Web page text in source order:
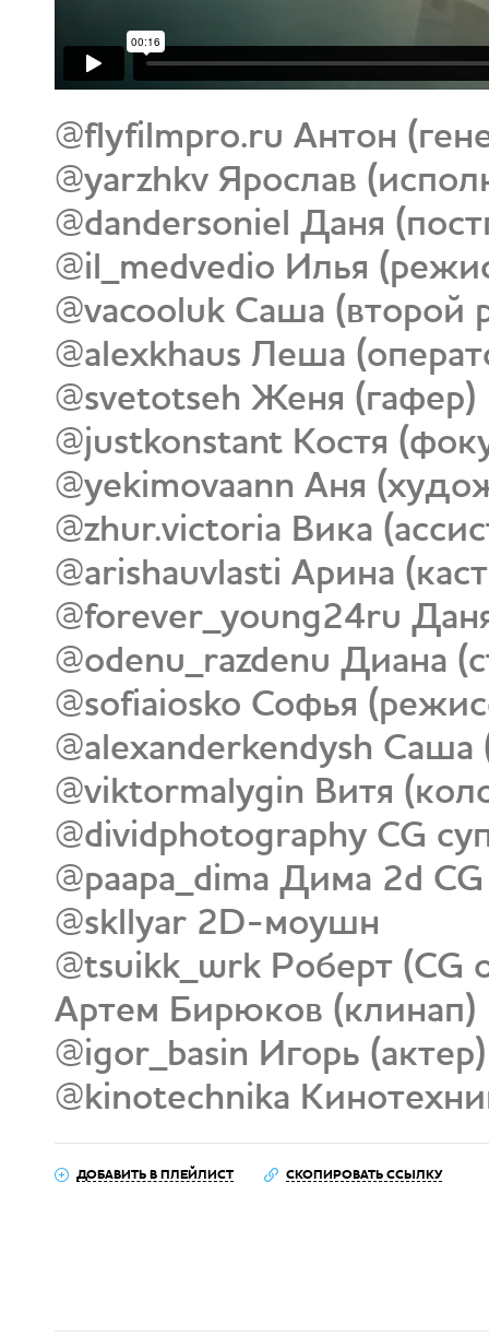
@flyfilmpro.ru Антон
@yarzhkv Ярослав
@dandersoniel Даня
@il_medvedio Илья
@vacooluk Саша (второй
@alexkhaus Леша
@svetotseh Женя (гафер)
@justkonstant Костя
@yekimovaann Аня
@zhur.victoria Вика
@arishauvlasti Арина
@forever_young24ru
@odenu_razdenu Диана
@sofiaiosko Софья
@alexanderkendysh Саша
@viktormalygin Витя
@dividphotography CG
@paapa_dima Дима 2d CG
@skllyar 2D-моушн
@tsuikk_wrk Роберт (CG
Артем Бирюков (клинап)
@igor_basin Игорь (актер)
@kinotechnika
ДОБАВИТЬ В ПЛЕЙЛИСТ СКОПИРОВАТЬ ССЫЛКУ